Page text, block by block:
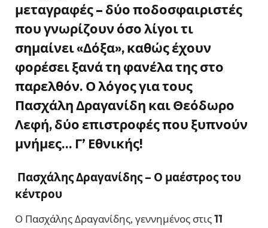
μεταγραφές – δύο ποδοσφαιριστές
που γνωρίζουν όσο λίγοι τι
σημαίνει «Δόξα», καθώς έχουν
φορέσει ξανά τη φανέλα της στο
παρελθόν. Ο λόγος για τους
Πασχάλη Δραγανίδη καιΘεόδωρο
Λεφή, δύο επιστροφές που ξυπνούν
μνήμες… Γ’ Εθνικής!
Πασχάλης Δραγανίδης – Ο μαέστρος του
κέντρου
Ο Πασχάλης Δραγανίδης, γεννημένος στις11